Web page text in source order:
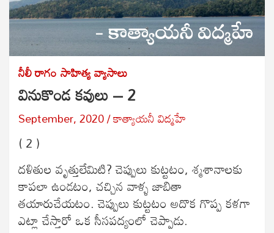
నీలీ రాగంసాహిత్య వ్యాసాలు
వినుకొండ కవులు – 2
September, 2020 కాత్యాయనీ విద్మహే
( 2 )
దళితుల వృత్తులేమిటి? చెప్పులు కుట్టటం, శ్మశానాలకు
కాపలా ఉండటం, చచ్చిన వాళ్ళ జాబితా
తయారుచేయటం. చెప్పులు కుట్టటం అదొక గొప్ప కళగా
ఎట్లా చేస్తారో ఒక సీసపద్యంలో చెప్పాడు.